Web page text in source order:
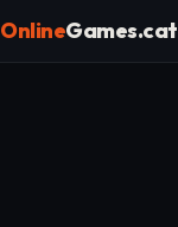
OnlineGames.cat